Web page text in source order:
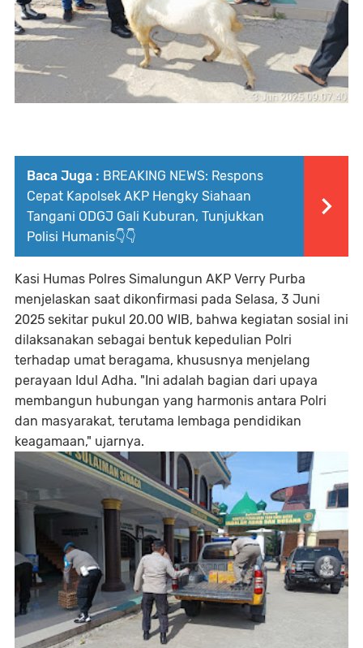
Baca Juga : BREAKING NEWS: Respons
Cepat Kapolsek AKP Hengky Siahaan
Tangani ODGJ Gali Kuburan, Tunjukkan
Polisi Humanis👇👇
Kasi Humas Polres Simalungun AKP Verry Purba
menjelaskan saat dikonfirmasi pada Selasa, 3 Juni
2025 sekitar pukul 20.00 WIB, bahwa kegiatan sosial ini
dilaksanakan sebagai bentuk kepedulian Polri
terhadap umat beragama, khususnya menjelang
perayaan Idul Adha. "Ini adalah bagian dari upaya
membangun hubungan yang harmonis antara Polri
dan masyarakat, terutama lembaga pendidikan
keagamaan," ujarnya.